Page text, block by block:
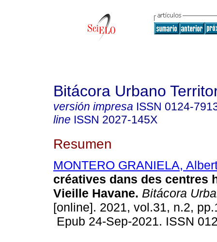
Bitácora Urbano
versión impresa ISSN 0124-
line ISSN 2027-145X
Resumen
MONTERO GRANIELA,
créatives dans des centres
Vieille Havane. Bitácora
[online]. 2021, vol.31, n.2,
Epub 24-Sep-2021. ISSN